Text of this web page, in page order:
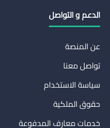
الدعم و التواصل
عن المنصة
تواصل معنا
سياسة الاستخدام
حقوق الملكية
خدمات معارف المدفوعة